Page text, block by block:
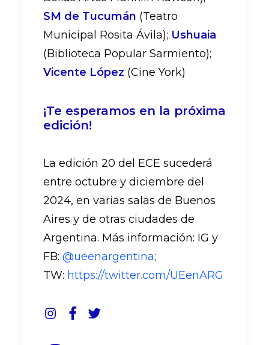
SM de Tucumán (Teatro
Municipal Rosita Ávila); Ushuaia
(Biblioteca Popular Sarmiento);
Vicente López (Cine York)
¡Te esperamos en la próxima
edición!
La edición 20 del ECE sucederá
entre octubre y diciembre del
2024, en varias salas de Buenos
Aires y de otras ciudades de
Argentina. Más información: IG y
FB: @ueenargentina;
TW: https://twitter.com/UEenARG